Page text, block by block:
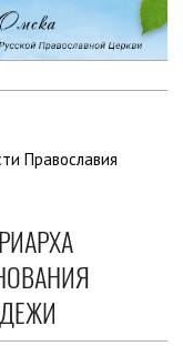
Православия